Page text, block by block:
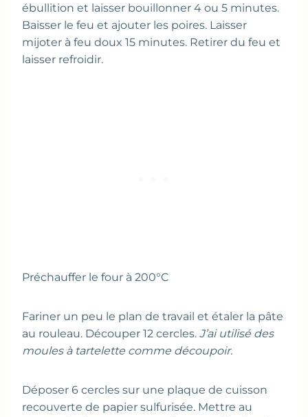
ébullition et laisser bouillonner 4 ou 5 minutes.
Baisser le feu et ajouter les poires. Laisser
mijoter à feu doux 15 minutes. Retirer du feu et
laisser refroidir.
Préchauffer le four à 200°C
Fariner un peu le plan de travail et étaler la pâte
au rouleau. Découper 12 cercles. J’ai utilisé des
moules à tartelette comme découpoir.
Déposer 6 cercles sur une plaque de cuisson
recouverte de papier sulfurisée. Mettre au